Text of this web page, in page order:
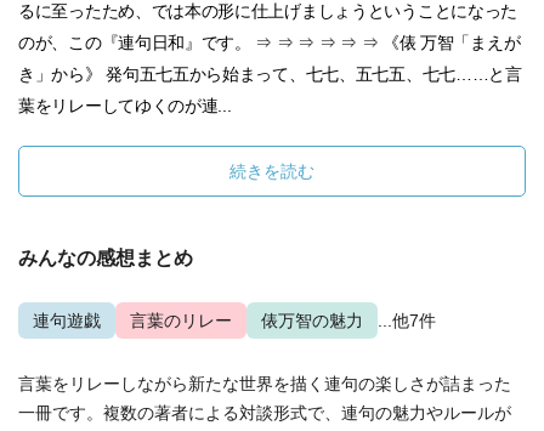
るに至ったため、では本の形に仕上げましょうということになった
のが、この『連句日和』です。 ⇒ ⇒ ⇒ ⇒ ⇒ ⇒ 《俵 万智「まえが
き」から》 発句五七五から始まって、七七、五七五、七七……と言
葉をリレーしてゆくのが連...
続きを読む
みんなの感想まとめ
連句遊戯 言葉のリレー 俵万智の魅力 ...他7件
言葉をリレーしながら新たな世界を描く連句の楽しさが詰まった
一冊です。複数の著者による対談形式で、連句の魅力やルールが